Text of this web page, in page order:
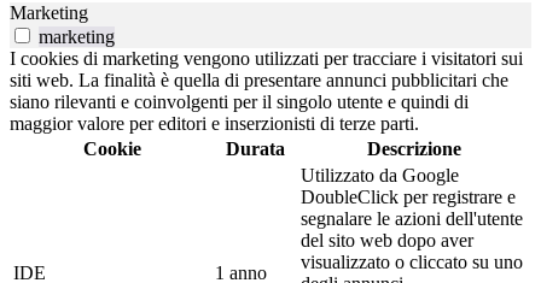
Marketing
marketing
I cookies di marketing vengono utilizzati per tracciare i visitatori sui
siti web. La finalità è quella di presentare annunci pubblicitari che
siano rilevanti e coinvolgenti per il singolo utente e quindi di
maggior valore per editori e inserzionisti di terze parti.
Cookie
Durata Descrizione
IDE 1 anno
Utilizzato da Google
DoubleClick per registrare e
segnalare le azioni dell'utente
del sito web dopo aver
visualizzato o cliccato su uno